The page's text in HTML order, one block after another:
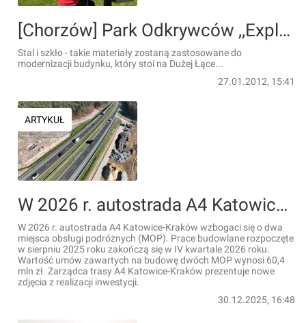
[Chorzów] Park Odkrywców ,,Explorado" w Chorzowie przeniesie siedzibę do ,,Szkieletora"
Stal i szkło - takie materiały zostaną zastosowane do
modernizacji budynku, który stoi na Dużej Łące...
27.01.2012, 15:41
ARTYKUŁ
W 2026 r. autostrada A4 Katowice – Kraków wzbogaci się o dwa miejsca obsługi podróżnych (MOP)
W 2026 r. autostrada A4 Katowice-Kraków wzbogaci się o dwa
miejsca obsługi podróżnych (MOP). Prace budowlane rozpoczęte
w sierpniu 2025 roku zakończą się w IV kwartale 2026 roku.
Wartość umów zawartych na budowę dwóch MOP wynosi 60,4
mln zł. Zarządca trasy A4 Katowice-Kraków prezentuje nowe
zdjęcia z realizacji inwestycji.
30.12.2025, 16:48